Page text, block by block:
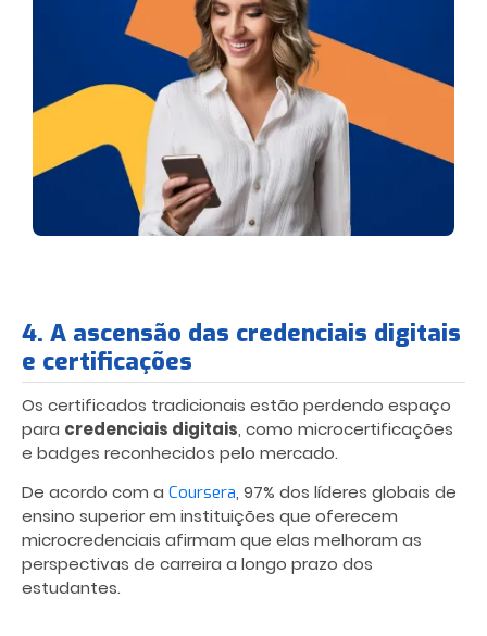
4. A ascensão das credenciais digitais
e certificações
Os certificados tradicionais estão perdendo espaço
para credenciais digitais, como microcertificações
e badges reconhecidos pelo mercado.
De acordo com a Coursera, 97% dos líderes globais de
ensino superior em instituições que oferecem
microcredenciais afirmam que elas melhoram as
perspectivas de carreira a longo prazo dos
estudantes.